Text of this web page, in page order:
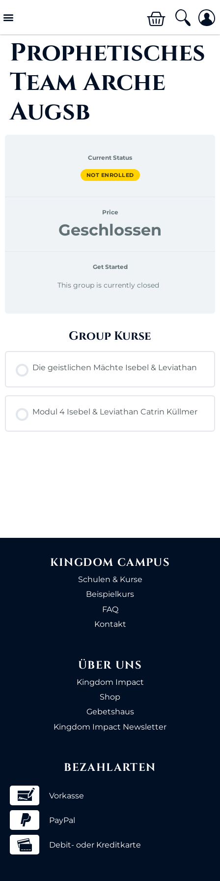
Prophetisches
Team Arche
Augsb
Current Status
NOT ENROLLED
Price
Geschlossen
Get Started
This group is currently closed
Group Kurse
Die geistlichen Mächte Isebel & Leviathan
0% ABGESCHLOSSEN 0/0 Lektionen
Modul 4 Isebel & Leviathan Catrin Küllmer
KINGDOM CAMPUS
Schulen & Kurse
Beispielkurs
FAQ
Kontakt
ÜBER UNS
Kingdom Impact
Shop
Gebetshaus
Kingdom Impact Newsletter
BEZAHLARTEN
Vorkasse
PayPal
Debit- oder Kreditkarte